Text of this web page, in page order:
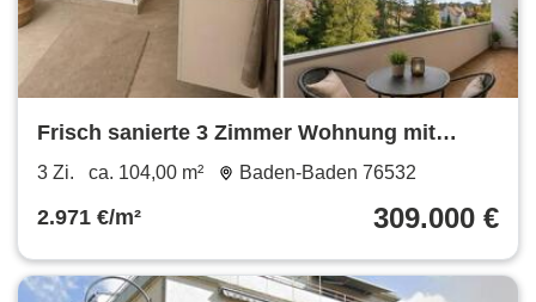
Frisch sanierte 3 Zimmer Wohnung mit
separatem Eingang und Garage
3 Zi. ca. 104,00 m² Baden-Baden 76532
2.971 €/m² 309.000 €